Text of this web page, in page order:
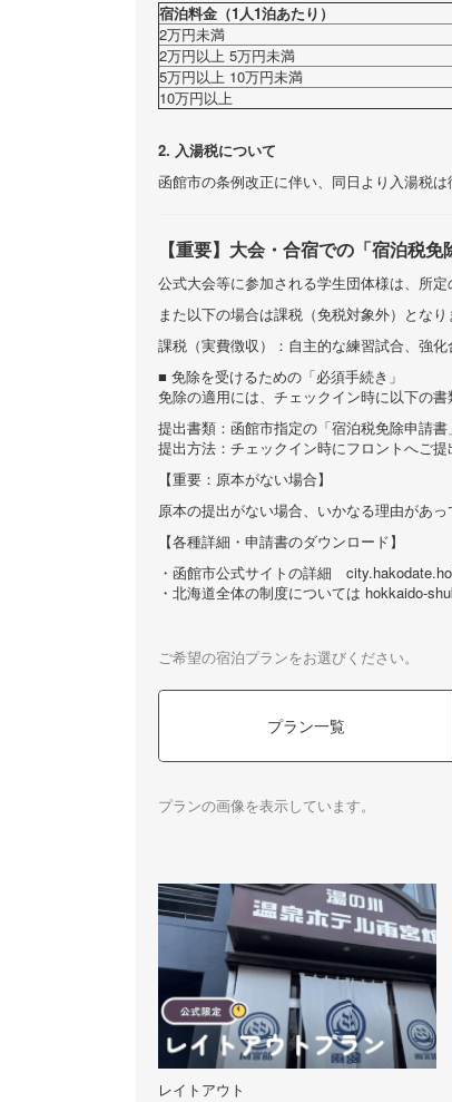
宿泊料金（1人1泊あたり）
2万円未満
2万円以上 5万円未満
5万円以上 10万円未満
10万円以上
2. 入湯税について
函館市の条例改正に伴い、同日より入湯税
【重要】大会・合宿での「宿泊税免
公式大会等に参加される学生団体様は、所
また以下の場合は課税（免税対象外）となり
課税（実費徴収）：自主的な練習試合、強
■ 免除を受けるための「必須手続き」
免除の適用には、チェックイン時に以下の書
提出書類：函館市指定の「宿泊税免除申請
提出方法：チェックイン時にフロントへご提
【重要：原本がない場合】
原本の提出がない場合、いかなる理由があ
【各種詳細・申請書のダウンロード】
・函館市公式サイトの詳細
・北海道全体の制度については hokkaido-
ご希望の宿泊プランをお選びください。
プラン一覧
プランの画像を表示しています。
レイトアウト